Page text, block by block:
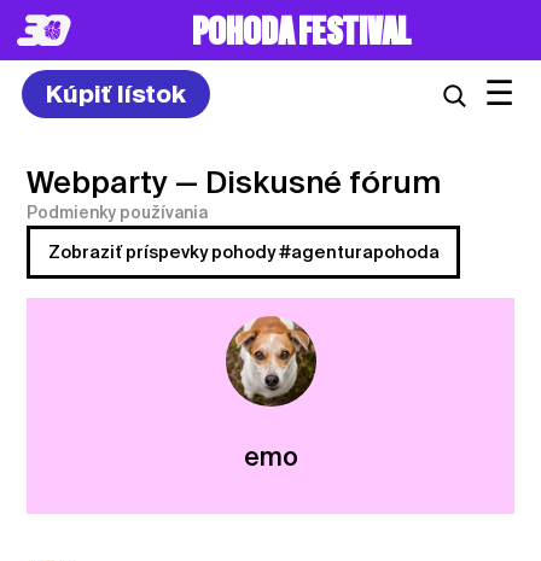
POHODA FESTIVAL
Kúpiť lístok ☰
Webparty — Diskusné fórum
Podmienky používania
Zobraziť príspevky pohody #agenturapohoda
emo